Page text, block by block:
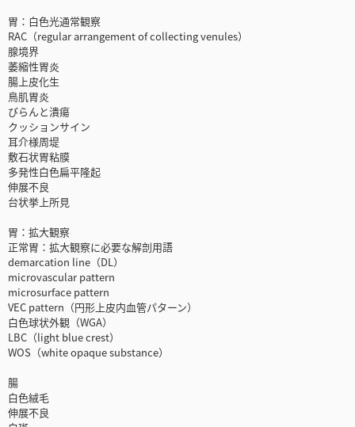
胃：白色光通常観察
RAC（regular arrangement of collecting venules）
腺境界
萎縮性胃炎
腸上皮化生
鳥肌胃炎
びらんと潰瘍
クッションサイン
耳介様周堤
敷石状胃粘膜
多発性白色扁平隆起
伸展不良
台状挙上所見
胃：拡大観察
正常胃：拡大観察に必要な解剖用語
demarcation line（DL）
microvascular pattern
microsurface pattern
VEC pattern（円形上皮内血管パターン）
白色球状外観（WGA）
LBC（light blue crest）
WOS（white opaque substance）
腸
白色絨毛
伸展不良